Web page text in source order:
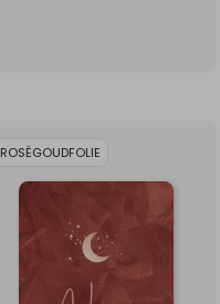
ROSÉGOUDFOLIE